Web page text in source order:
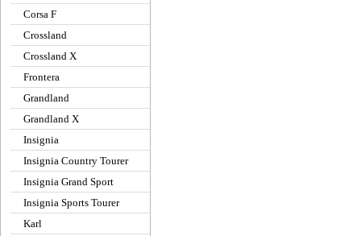
Corsa F
Crossland
Crossland X
Frontera
Grandland
Grandland X
Insignia
Insignia Country Tourer
Insignia Grand Sport
Insignia Sports Tourer
Karl